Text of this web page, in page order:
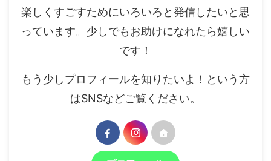
楽しくすごすためにいろいろと発信したいと思
っています。少しでもお助けになれたら嬉しい
です！
もう少しプロフィールを知りたいよ！という方
はSNSなどご覧ください。